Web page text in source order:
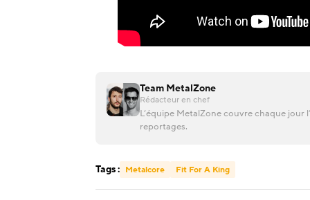
Team MetalZone
Rédacteur en chef
L’équipe MetalZone couvre chaque
reportages.
Tags : Metalcore Fit For A King